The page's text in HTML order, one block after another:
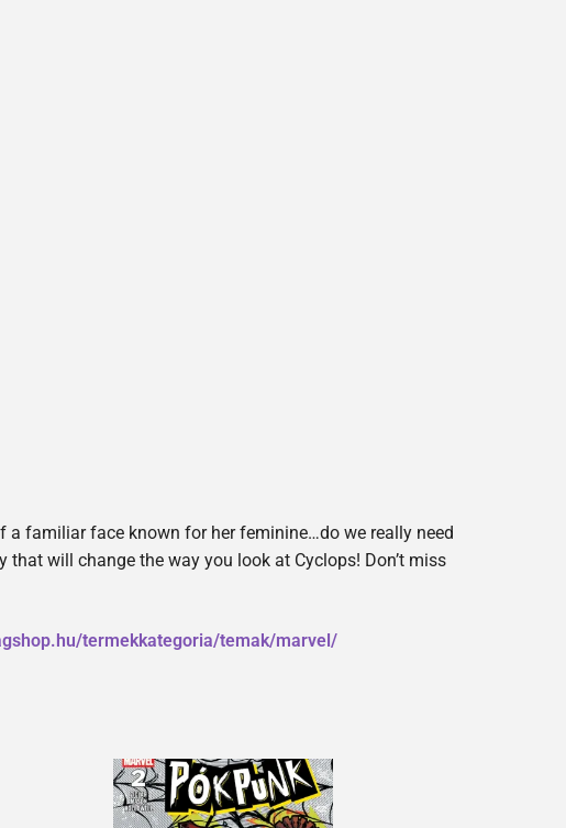
a familiar face known for her feminine…do we really need
will change the way you look at Cyclops! Don’t miss
termekkategoria/temak/marvel/